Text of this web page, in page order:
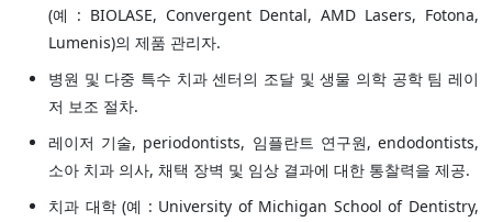
(예 : BIOLASE, Convergent Dental, AMD Lasers, Fotona,
Lumenis)의 제품 관리자.
병원 및 다중 특수 치과 센터의 조달 및 생물 의학 공학 팀 레이
저 보조 절차.
레이저 기술, periodontists, 임플란트 연구원, endodontists,
소아 치과 의사, 채택 장벽 및 임상 결과에 대한 통찰력을 제공.
치과 대학 (예 : University of Michigan School of Dentistry,